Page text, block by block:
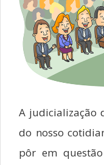
A judicialização
do nosso
pôr em